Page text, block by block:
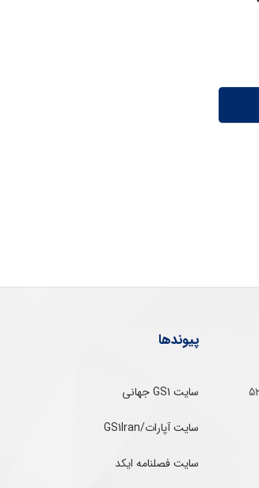
پیوندها
سایت GS1 جهانی
سایت آپارات/GS1Iran
سایت فصلنامه ایکد
۵۲۱۲۴